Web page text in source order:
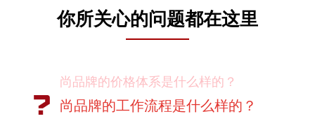
你所关心的问题都在这里
尚品牌的价格体系是什么样的？
尚品牌的工作流程是什么样的？